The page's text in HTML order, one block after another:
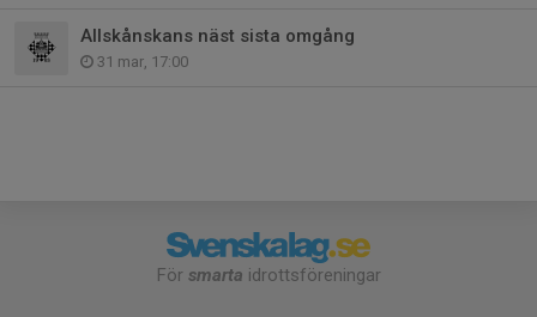
Allskånskans näst sista omgång
31 mar, 17:00
För smarta idrottsföreningar